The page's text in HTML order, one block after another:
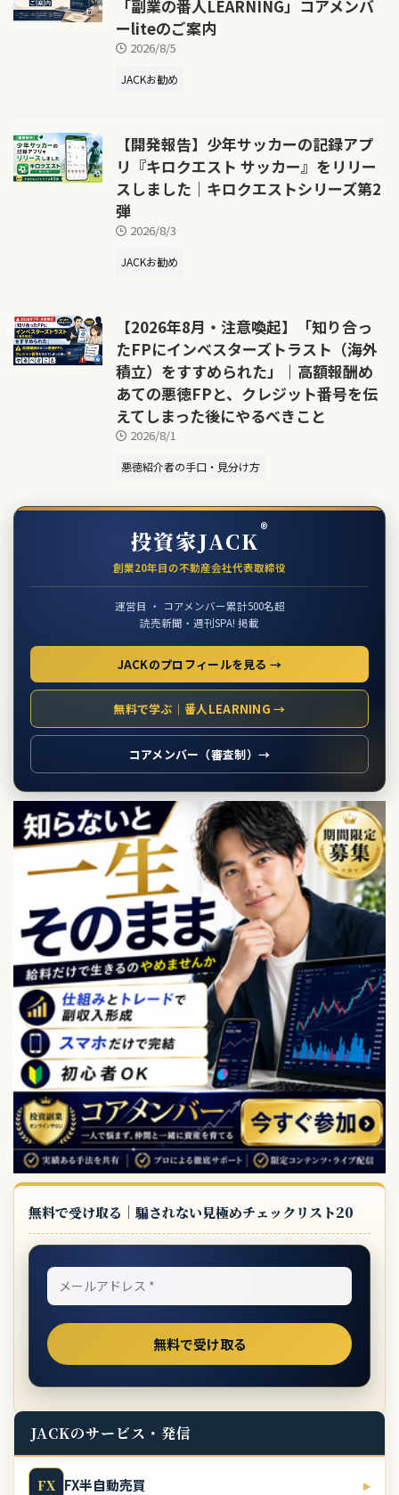
「副業の番人LEARNING」コアメンバ
ーliteのご案内
2026/8/5
JACKお勧め
【開発報告】少年サッカーの記録アプ
リ『キロクエスト サッカー』をリリー
スしました｜キロクエストシリーズ第2
弾
2026/8/3
JACKお勧め
【2026年8月・注意喚起】「知り合っ
たFPにインベスターズトラスト（海外
積立）をすすめられた」｜高額報酬め
あての悪徳FPと、クレジット番号を伝
えてしまった後にやるべきこと
2026/8/1
悪徳紹介者の手口・見分け方
投資家JACK®
創業20年目の不動産会社代表取締役
運営目 ・ コアメンバー累計500名超
読売新聞・週刊SPA! 掲載
JACKのプロフィールを見る →
無料で学ぶ｜番人LEARNING →
コアメンバー（審査制）→
無料で受け取る｜騙されない見極めチェックリスト20
JACKのサービス・発信
FX FX半自動売買 ▸